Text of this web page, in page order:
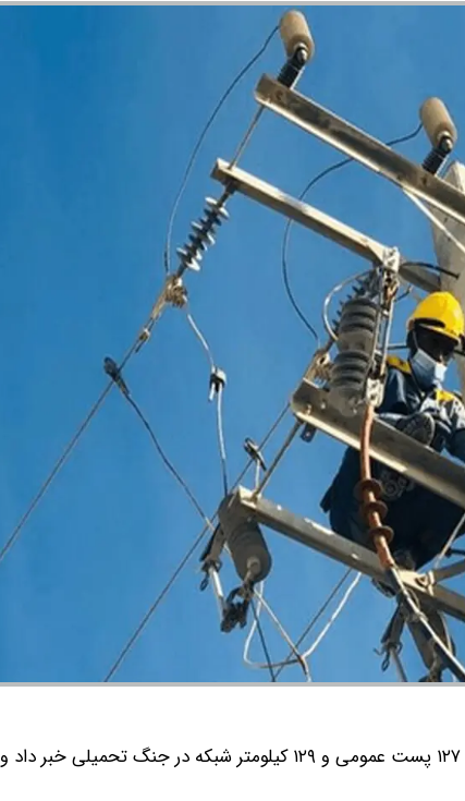
مدیرعامل توزیع برق تهران از آسیب ۱۲۷ پست عمومی و ۱۲۹ کیلومتر شبکه در جنگ تحمیلی خبر